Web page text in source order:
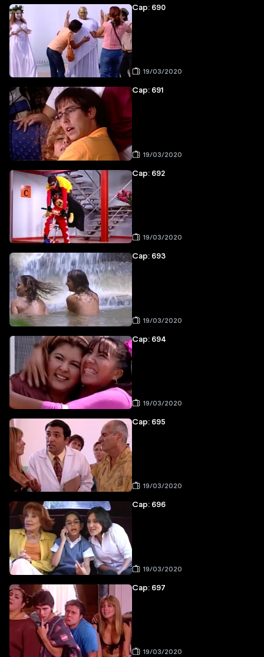
Cap: 690
19/03/2020
Cap: 691
19/03/2020
Cap: 692
19/03/2020
Cap: 693
19/03/2020
Cap: 694
19/03/2020
Cap: 695
19/03/2020
Cap: 696
19/03/2020
Cap: 697
19/03/2020